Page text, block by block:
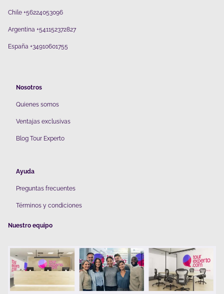
Chile +56224053096
Argentina +541152372827
España +34910601755
Nosotros
Quienes somos
Ventajas exclusivas
Blog Tour Experto
Ayuda
Preguntas frecuentes
Términos y condiciones
Nuestro equipo